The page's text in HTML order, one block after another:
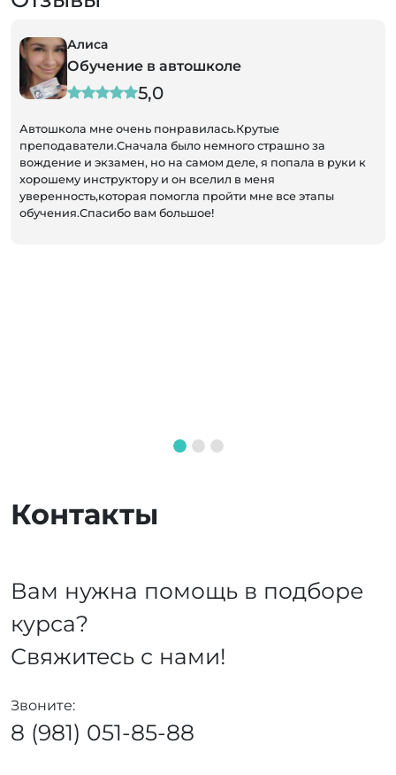
Алиса
Обучение в автошколе
5,0
Автошкола мне очень понравилась.Крутые
преподаватели.Сначала было немного страшно за
вождение и экзамен, но на самом деле, я попала в руки к
хорошему инструктору и он вселил в меня
уверенность,которая помогла пройти мне все этапы
обучения.Спасибо вам большое!
Контакты
Вам нужна помощь в подборе
курса?
Свяжитесь с нами!
Звоните:
8 (981) 051-85-88